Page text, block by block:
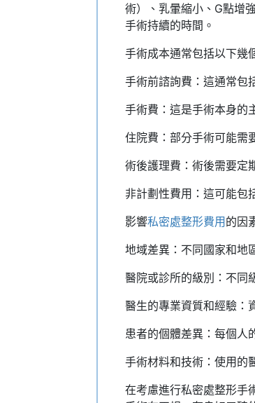
術）、乳暈縮小、G點增
手術持續的時間。
手術成本通常包括以下幾
手術前諮詢費：這通常包
手術費：這是手術本身的
住院費：部分手術可能需
術後護理費：術後需要定
非計劃性費用：這可能包
影響私密處整形費用的因
地域差異：不同國家和地
醫院或診所的級別：不同
醫生的專業資質和經驗：
患者的個體差異：每個人
手術材料和技術：使用的
在考慮進行私密處整形手